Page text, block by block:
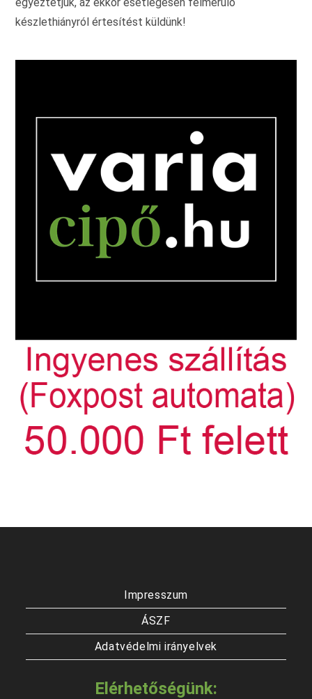
készlethiányról értesítést küldünk!
Impresszum
ÁSZF
Adatvédelmi irányelvek
Elérhetőségünk: